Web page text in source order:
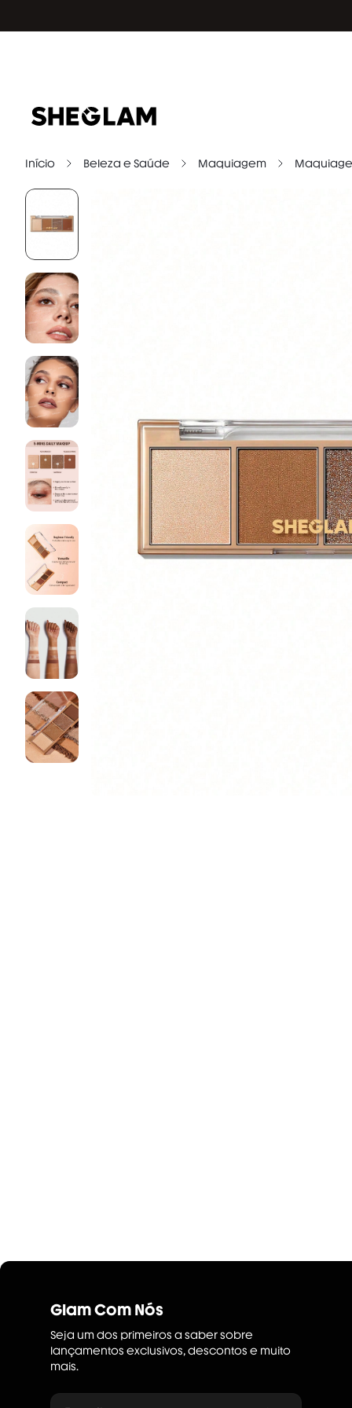
Início Beleza e Saúde Maquiagem
Glam Com Nós
Seja um dos primeiros a saber sobre
lançamentos exclusivos, descontos e muito
mais.